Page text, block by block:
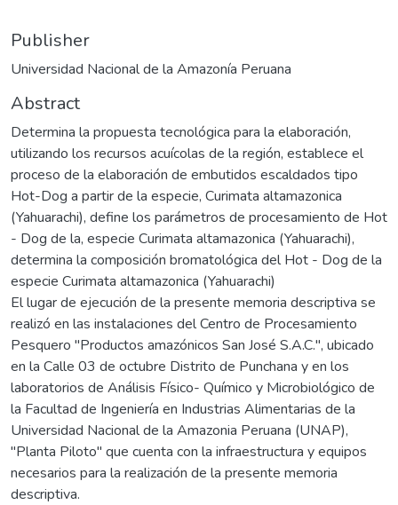
Publisher
Universidad Nacional de la Amazonía Peruana
Abstract
Determina la propuesta tecnológica para la elaboración,
utilizando los recursos acuícolas de la región, establece el
proceso de la elaboración de embutidos escaldados tipo
Hot-Dog a partir de la especie, Curimata altamazonica
(Yahuarachi), define los parámetros de procesamiento de Hot
- Dog de la, especie Curimata altamazonica (Yahuarachi),
determina la composición bromatológica del Hot - Dog de la
especie Curimata altamazonica (Yahuarachi)
El lugar de ejecución de la presente memoria descriptiva se
realizó en las instalaciones del Centro de Procesamiento
Pesquero "Productos amazónicos San José S.A.C.", ubicado
en la Calle 03 de octubre Distrito de Punchana y en los
laboratorios de Análisis Físico- Químico y Microbiológico de
la Facultad de Ingeniería en Industrias Alimentarias de la
Universidad Nacional de la Amazonia Peruana (UNAP),
"Planta Piloto" que cuenta con la infraestructura y equipos
necesarios para la realización de la presente memoria
descriptiva.